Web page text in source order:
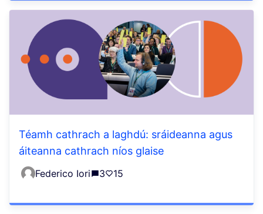
Téamh cathrach a laghdú: sráideanna agus
áiteanna cathrach níos glaise
Federico Iori 3 15